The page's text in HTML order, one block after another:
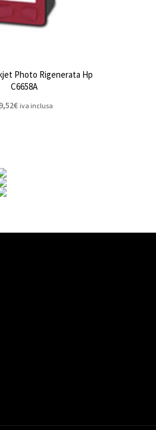
Photo Rigenerata Hp
C6658A
€ iva inclusa